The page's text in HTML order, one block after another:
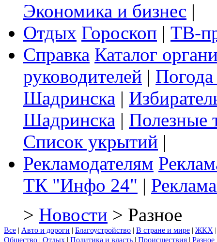
Экономика и бизнес |
Отдых Гороскоп | ТВ-
Справка Каталог
руководителей |
Шадринска |
Шадринска | Полезные
Список укрытий |
Рекламодателям
ТК "Инфо 24" |
> Новости > Разное
Все | Авто и дороги | Благоустройство | В стране и мире | ЖКХ
Общество | Отдых | Политика и власть | Происшествия | Разное